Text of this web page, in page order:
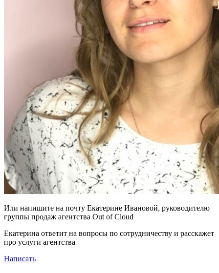
Или напишите на почту Екатерине Ивановой, руководителю
группы продаж агентства Out of Cloud
Екатерина ответит на вопросы по сотрудничеству и расскажет
про услуги агентства
Написать